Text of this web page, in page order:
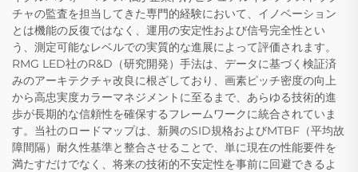
チャの監査を担当してきた専門的経験において、イノベーション
とは機能の反復ではなく、運用の安定性および信号完全性とい
う、測定可能なレベルでの実質的な進展によって評価されます。
RMG LED社のR&D（研究開発）手法は、データに基づく検証済
みのアーキテクチャ改良に根ざしており、画素ピッチ密度の向上
から高忠実度カラーマネジメントに至るまで、あらゆる技術的進
歩が長期的な信頼性を確保するフレームワークに統合されていま
す。当社のロードマップは、新興のSID規格およびMTBF（平均故
障間隔）耐久性基準と整合させることで、単に現在の性能要件を
満たすだけでなく、将来の技術的不安定性を事前に回避できるよ